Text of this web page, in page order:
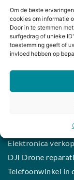
Om de beste
cookies om informatie
Door in te stemmen
surfgedrag of unieke
toestemming geeft of
invloed hebben op
Bestellingen
Mijn winkelwagen
HANDIGE
Levering en
Garantie
Contact
Samsung
Elektronica
DJI Drone
Telefoonwinkel in